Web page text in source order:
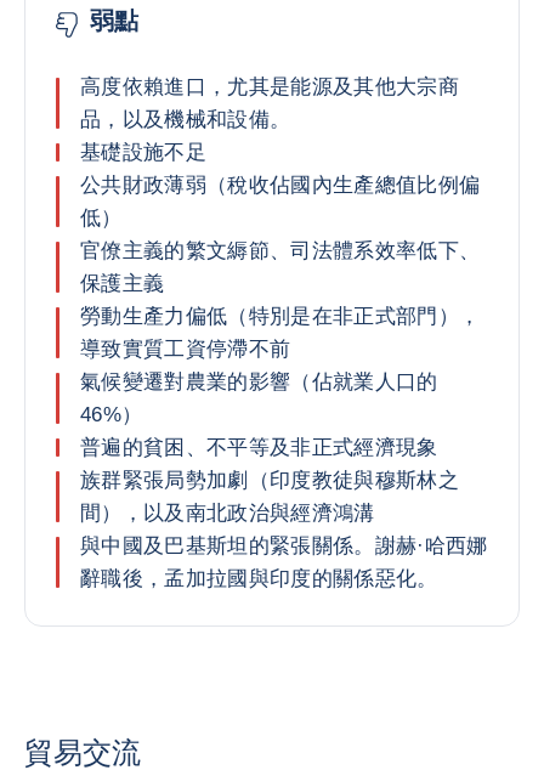
弱點
高度依賴進口，尤其是能源及其他大宗商
品，以及機械和設備。
基礎設施不足
公共財政薄弱（稅收佔國內生產總值比例偏
低）
官僚主義的繁文縟節、司法體系效率低下、
保護主義
勞動生產力偏低（特別是在非正式部門），
導致實質工資停滯不前
氣候變遷對農業的影響（佔就業人口的
46%）
普遍的貧困、不平等及非正式經濟現象
族群緊張局勢加劇（印度教徒與穆斯林之
間），以及南北政治與經濟鴻溝
與中國及巴基斯坦的緊張關係。謝赫·哈西娜
辭職後，孟加拉國與印度的關係惡化。
貿易交流